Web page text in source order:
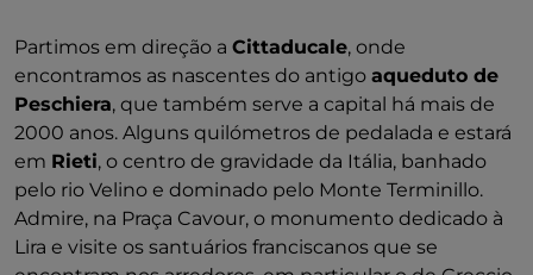
Partimos em direção a Cittaducale, onde
encontramos as nascentes do antigo aqueduto de
Peschiera, que também serve a capital há mais de
2000 anos. Alguns quilómetros de pedalada e estará
em Rieti, o centro de gravidade da Itália, banhado
pelo rio Velino e dominado pelo Monte Terminillo.
Admire, na Praça Cavour, o monumento dedicado à
Lira e visite os santuários franciscanos que se